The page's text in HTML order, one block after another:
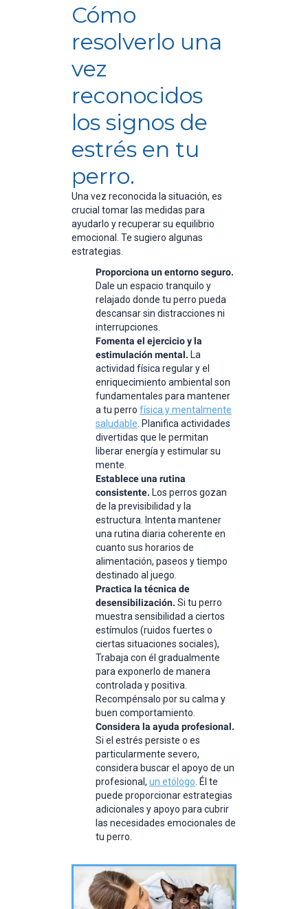
Cómo
resolverlo una
vez
reconocidos
los signos de
estrés en tu
perro.
Una vez reconocida la situación, es
crucial tomar las medidas para
ayudarlo y recuperar su equilibrio
emocional. Te sugiero algunas
estrategias.
Proporciona un entorno seguro.
Dale un espacio tranquilo y
relajado donde tu perro pueda
descansar sin distracciones ni
interrupciones.
Fomenta el ejercicio y la
estimulación mental. La
actividad física regular y el
enriquecimiento ambiental son
fundamentales para mantener
a tu perro física y mentalmente
saludable . Planifica actividades
divertidas que le permitan
liberar energía y estimular su
mente.
Establece una rutina
consistente. Los perros gozan
de la previsibilidad y la
estructura. Intenta mantener
una rutina diaria coherente en
cuanto sus horarios de
alimentación, paseos y tiempo
destinado al juego.
Practica la técnica de
desensibilización. Si tu perro
muestra sensibilidad a ciertos
estímulos (ruidos fuertes o
ciertas situaciones sociales),
Trabaja con él gradualmente
para exponerlo de manera
controlada y positiva.
Recompénsalo por su calma y
buen comportamiento.
Considera la ayuda profesional.
Si el estrés persiste o es
particularmente severo,
considera buscar el apoyo de un
profesional, un etólogo . Él te
puede proporcionar estrategias
adicionales y apoyo para cubrir
las necesidades emocionales de
tu perro.